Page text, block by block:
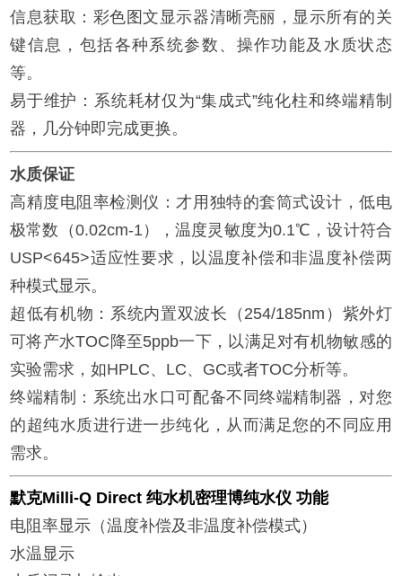
信息获取：彩色图文显示器清晰亮丽，显示所有的关
键信息，包括各种系统参数、操作功能及水质状态
等。
易于维护：系统耗材仅为“集成式”纯化柱和终端精制
器，几分钟即完成更换。
水质保证
高精度电阻率检测仪：才用独特的套筒式设计，低电
极常数（0.02cm-1），温度灵敏度为0.1℃，设计符合
USP<645>适应性要求，以温度补偿和非温度补偿两
种模式显示。
超低有机物：系统内置双波长（254/185nm）紫外灯
可将产水TOC降至5ppb一下，以满足对有机物敏感的
实验需求，如HPLC、LC、GC或者TOC分析等。
终端精制：系统出水口可配备不同终端精制器，对您
的超纯水质进行进一步纯化，从而满足您的不同应用
需求。
默克Milli-Q Direct 纯水机密理博纯水仪 功能
电阻率显示（温度补偿及非温度补偿模式）
水温显示